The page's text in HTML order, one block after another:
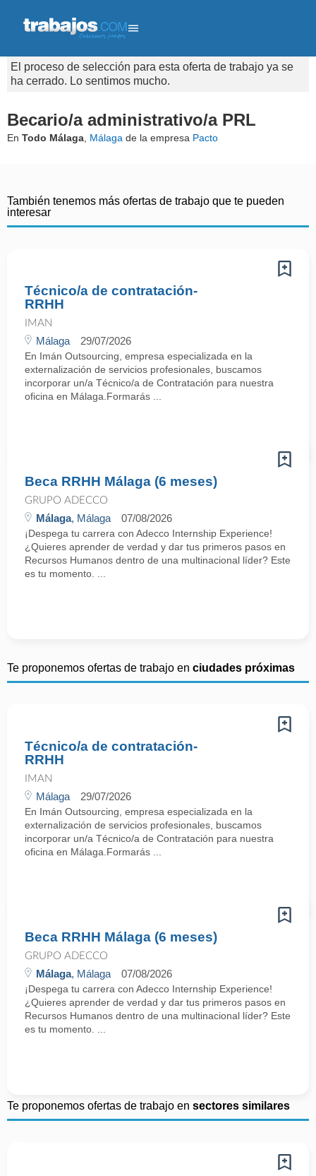
El proceso de selección para esta oferta de trabajo ya se
ha cerrado. Lo sentimos mucho.
Becario/a administrativo/a PRL
En Todo Málaga Málaga de la empresa Pacto
También tenemos más ofertas de trabajo que te pueden
interesar
Técnico/a de contratación-
RRHH
IMAN
Málaga 29/07/2026
En Imán Outsourcing, empresa especializada en la
externalización de servicios profesionales, buscamos
incorporar un/a Técnico/a de Contratación para nuestra
oficina en Málaga.Formarás ...
Beca RRHH Málaga (6 meses)
GRUPO ADECCO
Málaga, Málaga 07/08/2026
¡Despega tu carrera con Adecco Internship Experience!
¿Quieres aprender de verdad y dar tus primeros pasos en
Recursos Humanos dentro de una multinacional líder? Este
es tu momento. ...
Te proponemos ofertas de trabajo en ciudades próximas
Técnico/a de contratación-
RRHH
IMAN
Málaga 29/07/2026
En Imán Outsourcing, empresa especializada en la
externalización de servicios profesionales, buscamos
incorporar un/a Técnico/a de Contratación para nuestra
oficina en Málaga.Formarás ...
Beca RRHH Málaga (6 meses)
GRUPO ADECCO
Málaga, Málaga 07/08/2026
¡Despega tu carrera con Adecco Internship Experience!
¿Quieres aprender de verdad y dar tus primeros pasos en
Recursos Humanos dentro de una multinacional líder? Este
es tu momento. ...
Te proponemos ofertas de trabajo en sectores similares